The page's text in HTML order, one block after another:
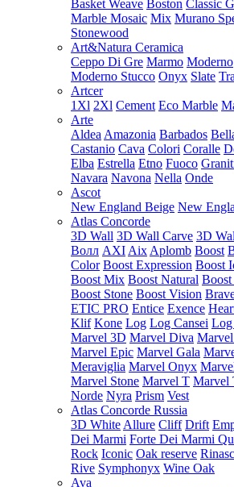
Basket Weave Boston Classic
Marble Mosaic Mix Murano
Stonewood
Art&Natura Ceramica
Ceppo Di Gre Marmo Moderno
Moderno Stucco Onyx Slate
Artcer
1Xl 2Xl Cement Eco Marble
Arte
Aldea Amazonia Barbados
Castanio Cava Colori Coralle
Elba Estrella Etno Fuoco
Navara Navona Nella Onde
Ascot
New England Beige New
Atlas Concorde
3D Wall 3D Wall Carve 3D
Волл AXI Aix Aplomb Boost
Color Boost Expression Boost
Boost Mix Boost Natural
Boost Stone Boost Vision
ETIC PRO Entice Exence
Klif Kone Log Log Cansei Log
Marvel 3D Marvel Diva
Marvel Epic Marvel Gala
Meraviglia Marvel Onyx
Marvel Stone Marvel T Marvel
Norde Nyra Prism Vest
Atlas Concorde Russia
3D White Allure Cliff Drift
Dei Marmi Forte Dei Marmi
Rock Iconic Oak reserve
Rive Symphonyx Wine Oak
Ava